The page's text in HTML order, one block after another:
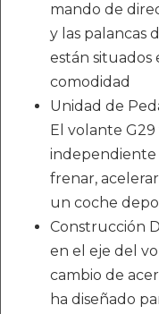
mando de
y las palancas
están situados
comodidad
Unidad de
El volante
independiente
frenar,
un coche
Construcción
en el eje del
cambio de
ha diseñado